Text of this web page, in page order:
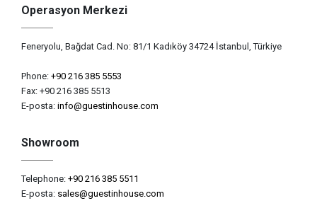
Operasyon Merkezi
Feneryolu, Bağdat Cad. No: 81/1 Kadıköy 34724 İstanbul, Türkiye
Phone: +90 216 385 5553
Fax: +90 216 385 5513
E-posta: info@guestinhouse.com
Showroom
Telephone: +90 216 385 5511
E-posta: sales@guestinhouse.com